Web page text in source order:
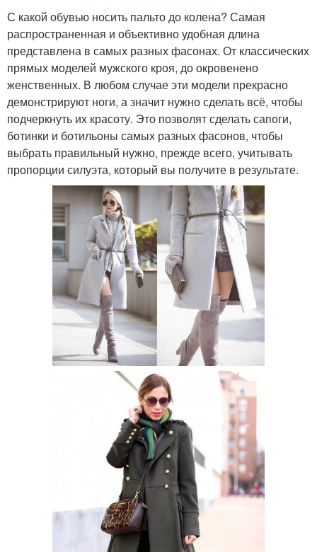
С какой обувью носить пальто до колена? Самая
распространенная и объективно удобная длина
представлена в самых разных фасонах. От классических
прямых моделей мужского кроя, до окровенено
женственных. В любом случае эти модели прекрасно
демонстрируют ноги, а значит нужно сделать всё, чтобы
подчеркнуть их красоту. Это позволят сделать сапоги,
ботинки и ботильоны самых разных фасонов, чтобы
выбрать правильный нужно, прежде всего, учитывать
пропорции силуэта, который вы получите в результате.